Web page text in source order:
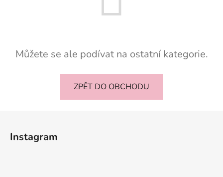
Můžete se ale podívat na ostatní kategorie.
ZPĚT DO OBCHODU
Instagram